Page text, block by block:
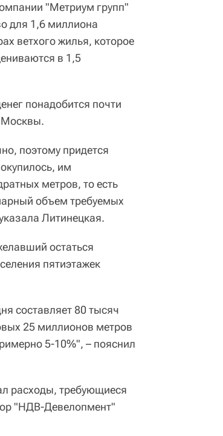
"Метриум групп"
для 1,6 миллиона
ветхого жилья, которое
в 1,5
понадобится почти
Москвы.
поэтому придется
им
метров, то есть
объем требуемых
Литинецкая.
остаться
пятиэтажек
составляет 80 тысяч
25 миллионов метров
5-10%", – пояснил
расходы, требующиеся
"НДВ-Девелопмент"